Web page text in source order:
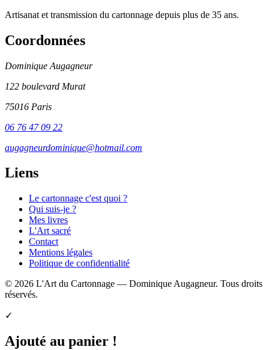
Artisanat et transmission du cartonnage depuis plus de 35 ans.
Coordonnées
Dominique Augagneur
122 boulevard Murat
75016 Paris
06 76 47 09 22
augagneurdominique@hotmail.com
Liens
Le cartonnage c'est quoi ?
Qui suis-je ?
Mes livres
L'Art sacré
Contact
Mentions légales
Politique de confidentialité
© 2026 L'Art du Cartonnage — Dominique Augagneur. Tous droits
réservés.
✓
Ajouté au panier !